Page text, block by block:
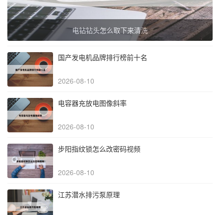
电钻钻头怎么取下来清洗
国产发电机品牌排行榜前十名
2026-08-10
电容器充放电图像斜率
2026-08-10
步阳指纹锁怎么改密码视频
2026-08-10
江苏潜水排污泵原理